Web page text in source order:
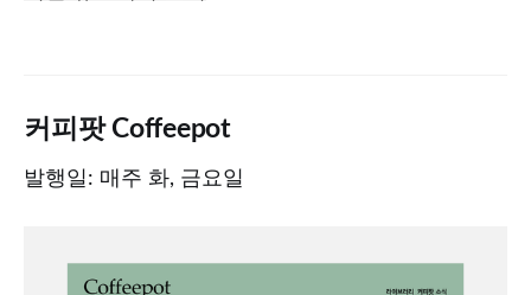
커피팟 Coffeepot
발행일: 매주 화, 금요일